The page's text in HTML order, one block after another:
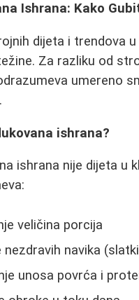
Ishrana: Kako
dijeta i trendova
Za razliku od
umereno
ishrana?
ishrana nije dijeta u
veličina porcija
nezdravih navika
unosa povrća i